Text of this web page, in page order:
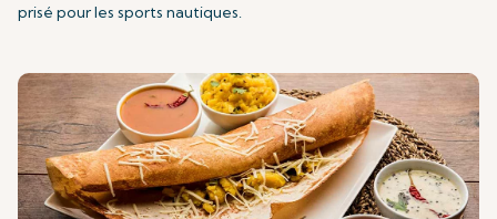
prisé pour les sports nautiques.